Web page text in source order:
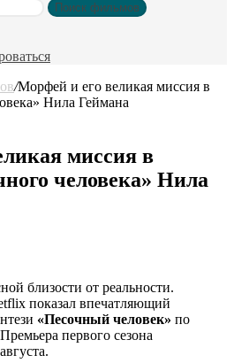
Поиск фильмов
/Морфей и его великая миссия в
Нила Геймана
миссия в
человека» Нила
близости от реальности.
показал впечатляющий
«Песочный человек» по
первого сезона